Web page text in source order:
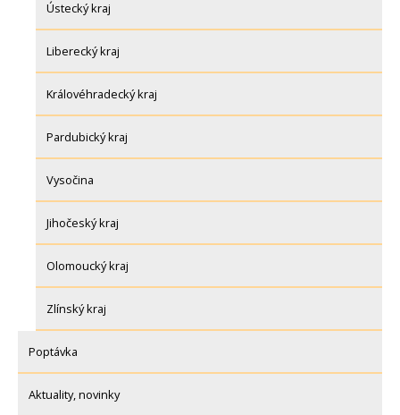
Ústecký kraj
Liberecký kraj
Královéhradecký kraj
Pardubický kraj
Vysočina
Jihočeský kraj
Olomoucký kraj
Zlínský kraj
Poptávka
Aktuality, novinky